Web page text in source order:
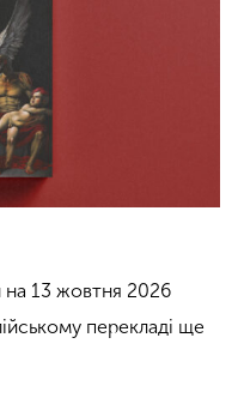
на 13 жовтня 2026
перекладі ще